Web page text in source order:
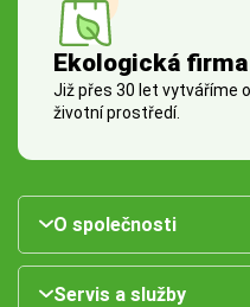
Ekologická firma
Již přes 30 let vytváříme
životní prostředí.
O společnosti
Servis a služby